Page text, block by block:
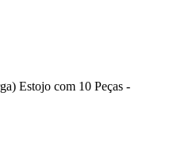
Estojo com 10 Peças -